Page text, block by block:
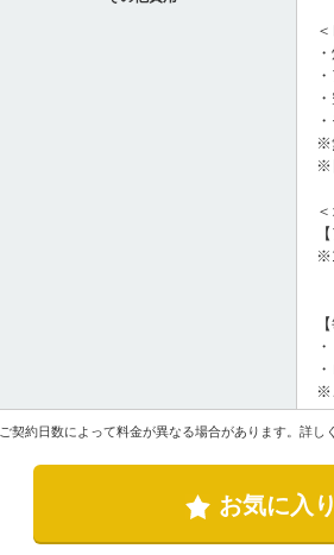
※
※
※
ご契約日数によって料金が異なる場合があります。詳し
お気に入